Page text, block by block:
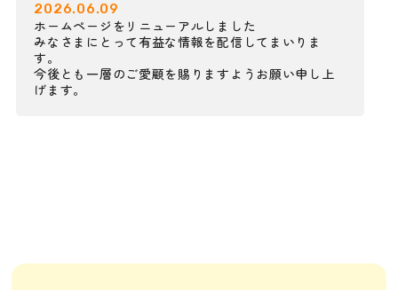
2026.06.09
ホームページをリニューアルしました
みなさまにとって有益な情報を配信してまいりま
す。
今後とも一層のご愛顧を賜りますようお願い申し上
げます。